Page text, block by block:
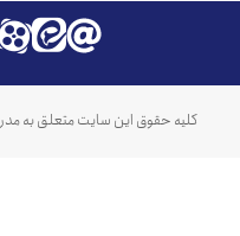
کلیه حقوق این سایت متعلق به